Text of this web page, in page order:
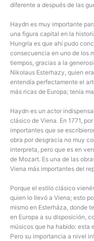
diferente a después de las
Haydn es muy importante
una figura capital en la
Hungría es que ahí pudo
consecuencia en uno de los
tiempos, gracias a la
Nikolaus Esterhazy, quien
entendía perfectamente el
más ricas de Europa; tenía
Haydn es un actor
clásico de Viena. En 1771,
importantes que se
obra por desgracia no muy
interpreta, pero que es en
de Mozart. Es una de las
Viena más importantes del
Porque el estilo clásico
quien lo llevó a Viena; esto
mismo en Esterháza, donde
en Europa a su disposición,
músicos que ha habido: esta
Pero su importancia a nivel